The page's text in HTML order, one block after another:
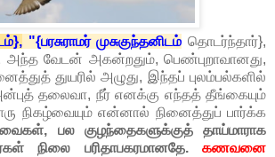
"{பரசுராமர் முசுகுந்தனிடம் தொடர்ந்தார்},
அந்த வேடன் அகன்றதும், பெண்புறாவானது,
துயரில் அழுது, இந்தப் புலம்பல்களில்
தலைவா, நீர் எனக்கு எந்தத் தீங்கையும்
நிகழ்வையும் என்னால் நினைத்துப் பார்க்க
பல குழந்தைகளுக்குத் தாய்மாராக
நிலை பரிதாபகரமானதே.கணவனை